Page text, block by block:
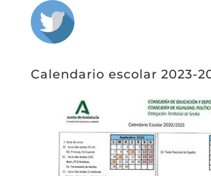
Calendario escolar 2023-